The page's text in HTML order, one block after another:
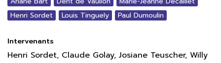
Henri Sordet
Louis Tinguely Paul Dumoulin
Intervenants
Henri Sordet, Claude Golay, Josiane Teuscher, Willy